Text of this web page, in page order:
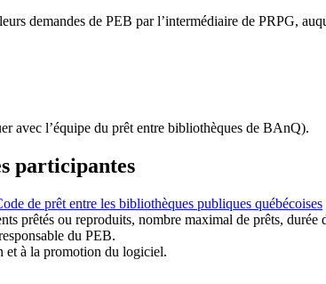
demandes de PEB par l’intermédiaire de PRPG,
avec l’équipe du prêt entre bibliothèques de BAnQ).
participantes
de prêt entre les bibliothèques publiques québécoises
prêtés ou reproduits, nombre maximal de prêts,
du PEB.
et à la promotion du logiciel.